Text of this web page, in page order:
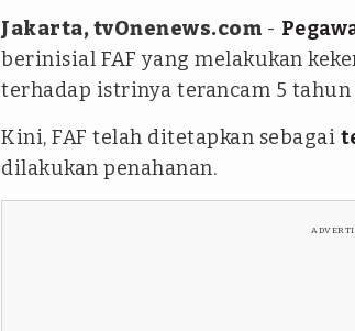
Jakarta, tvOnenews.com -
berinisial FAF yang melakukan
terhadap istrinya terancam 5 tahun
Kini, FAF telah ditetapkan sebagai
dilakukan penahanan.